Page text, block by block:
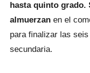
hasta quinto grado.
almuerzan en el
para finalizar las
secundaria.